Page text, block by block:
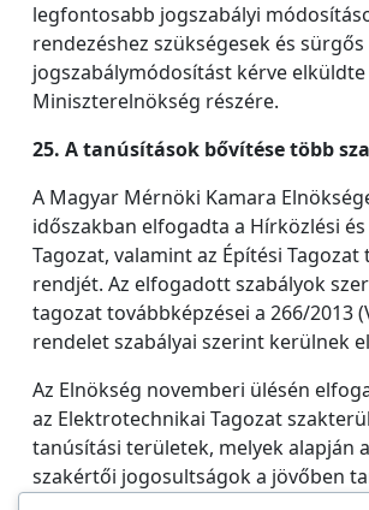
legfontosabb jogszabályi
rendezéshez szükségesek és sürgős
jogszabálymódosítást kérve elküldte
Miniszterelnökség részére.
25. A tanúsítások bővítése több
A Magyar Mérnöki Kamara
időszakban elfogadta a Hírközlési
Tagozat, valamint az Építési Tagozat
rendjét. Az elfogadott szabályok
tagozat továbbképzései a 266/2013
rendelet szabályai szerint kerülnek
Az Elnökség novemberi ülésén
az Elektrotechnikai Tagozat
tanúsítási területek, melyek alapján
szakértői jogosultságok a jövőben